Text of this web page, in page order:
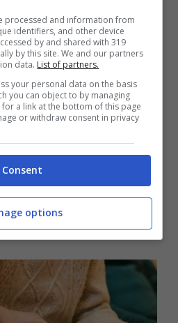
come la cura
e mobilizzazione degli
e delle
conl’equipe
registrare i dati sulle
della struttura. Si tratta
per ilbenessere
trovano all’interno di una
processed and information from
identifiers, and other device
by and shared with 319
by this site. We and our partners
data. List of partners.
your personal data on the basis
you can object to by managing
a link at the bottom of this page
or withdraw consent in privacy
Consent
options